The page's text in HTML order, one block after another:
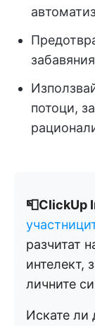
потоци,
📮ClickUp
разчитат
интелект,
личните
Искате ли